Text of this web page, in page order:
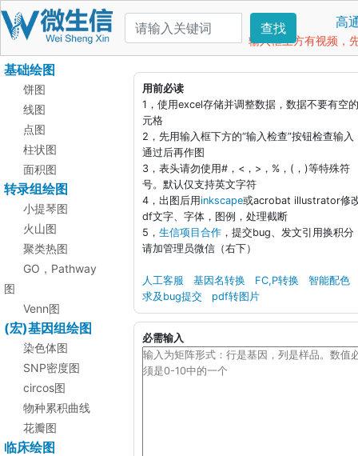
查找 高
输入框上方有视频，
基础绘图
饼图
线图
点图
柱状图
面积图
转录组绘图
小提琴图
火山图
聚类热图
GO，Pathway
图
Venn图
(宏)基因组绘图
染色体图
SNP密度图
circos图
物种累积曲线
花瓣图
临床绘图
用前必读
1，使用excel存储并调整数据，数据不要有空
元格
2，先用输入框下方的“输入检查”按钮检查输入
通过后再作图
3，表头请勿使用#，<，>，%，(，)等特殊符
号。默认仅支持英文字符
4，出图后用inkscape或acrobat illustrator修
df文字、字体，图例，处理截断
5， 生信项目合作 ，提交bug、发文引用换积分
请加管理员微信（右下）
人工客服 基因名转换 FC,P转换
智能配色
求及bug提交
pdf转图片
必需输入